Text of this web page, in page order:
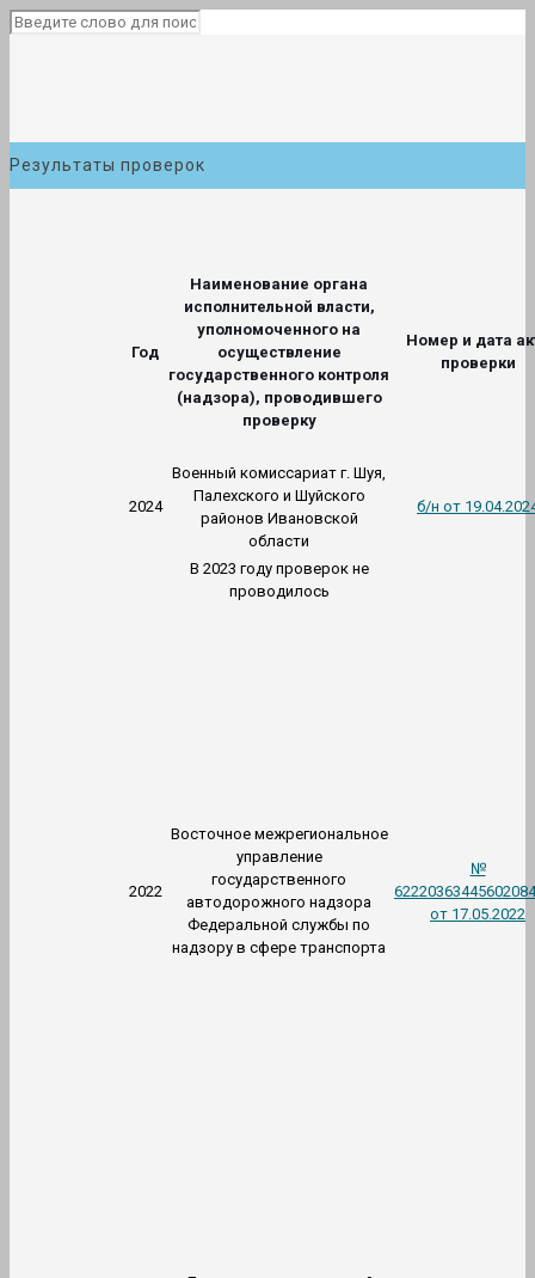
Результаты проверок
Год
Наименование органа
исполнительной власти,
уполномоченного на
осуществление
государственного контроля
(надзора), проводившего
проверку
Номер и дата
проверки
2024
Военный комиссариат г. Шуя,
Палехского и Шуйского
районов Ивановской
области
б/н от
В 2023 году проверок не
проводилось
2022
Восточное межрегиональное
управление
государственного
автодорожного надзора
Федеральной службы по
надзору в сфере транспорта
№
от 17.05.2022